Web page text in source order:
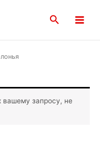
Поиск
Menu
вашему запросу, не